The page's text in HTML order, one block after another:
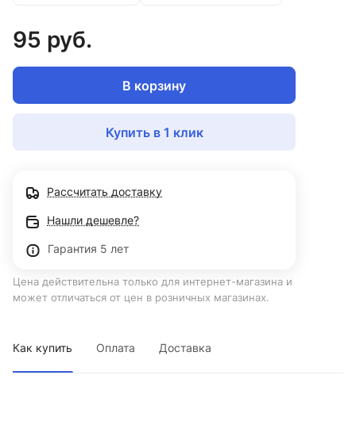
95 руб.
В корзину
Купить в 1 клик
Рассчитать доставку
Нашли дешевле?
Гарантия 5 лет
Цена действительна только для интернет-магазина и
может отличаться от цен в розничных магазинах.
Как купить Оплата Доставка